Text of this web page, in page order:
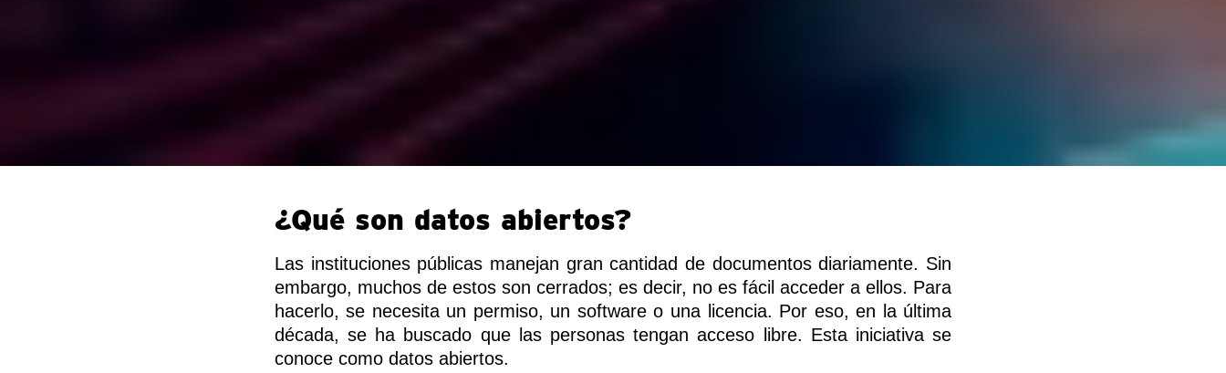
¿Qué son datos abiertos?
Las instituciones públicas manejan gran cantidad de documentos diariamente. Sin
embargo, muchos de estos son cerrados; es decir, no es fácil acceder a ellos. Para
hacerlo, se necesita un permiso, un software o una licencia. Por eso, en la última
década, se ha buscado que las personas tengan acceso libre. Esta iniciativa se
conoce como datos abiertos.